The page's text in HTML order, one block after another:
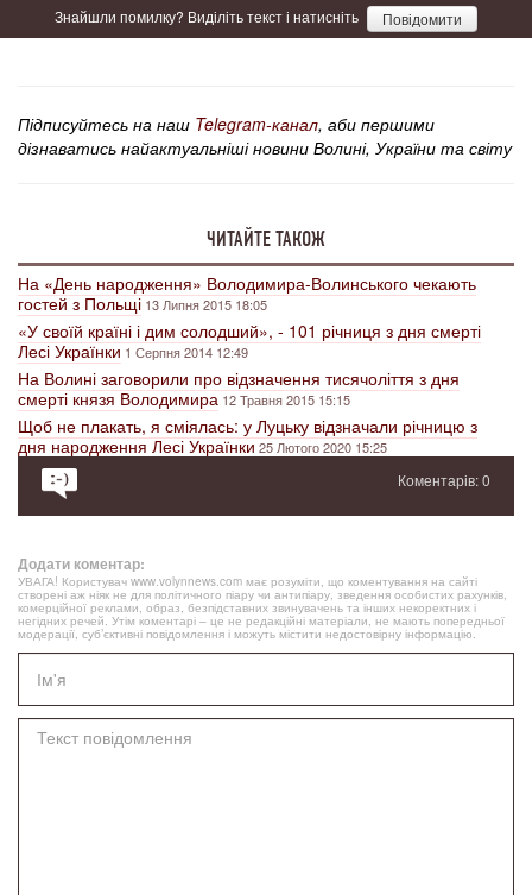
Знайшли помилку? Виділіть текст і натисніть Повідомити
Підписуйтесь на наш Telegram-канал, аби першими
дізнаватись найактуальніші новини Волині, України та світу
ЧИТАЙТЕ ТАКОЖ
На «День народження» Володимира-Волинського чекають
гостей з Польщі 13 Липня 2015 18:05
«У своїй країні і дим солодший», - 101 річниця з дня смерті
Лесі Українки 1 Серпня 2014 12:49
На Волині заговорили про відзначення тисячоліття з дня
смерті князя Володимира 12 Травня 2015 15:15
Щоб не плакать, я сміялась: у Луцьку відзначали річницю з
дня народження Лесі Українки25 Лютого 2020 15:25
Коментарів: 0
Додати коментар:
УВАГА! Користувач www.volynnews.com має розуміти, що коментування на сайті
створені аж ніяк не для політичного піару чи антипіару, зведення особистих рахунків,
комерційної реклами, образ, безпідставних звинувачень та інших некоректних і
негідних речей. Утім коментарі – це не редакційні матеріали, не мають попередньої
модерації, суб’єктивні повідомлення і можуть містити недостовірну інформацію.